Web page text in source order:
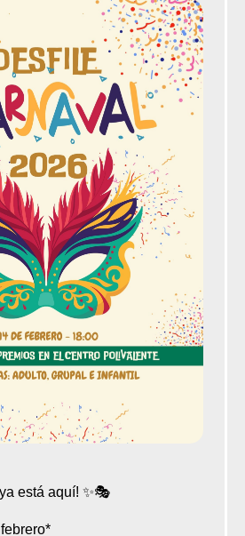
está aquí! ✨🎭